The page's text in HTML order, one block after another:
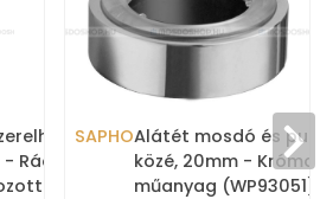
Rácsos
réz
SAPHOAlátét mosdó és pult
közé, 20mm -
műanyag (WP93051)